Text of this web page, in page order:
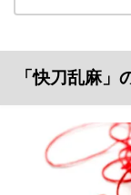
「快刀乱麻」